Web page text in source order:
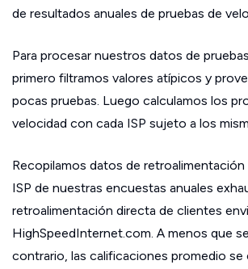
de resultados anuales de pruebas de
Para procesar nuestros datos de
primero filtramos valores atípicos y
pocas pruebas. Luego calculamos los
velocidad con cada ISP sujeto a los
Recopilamos datos de
ISP de nuestras encuestas anuales
retroalimentación directa de clientes
HighSpeedInternet.com. A menos que
contrario, las calificaciones promedio se